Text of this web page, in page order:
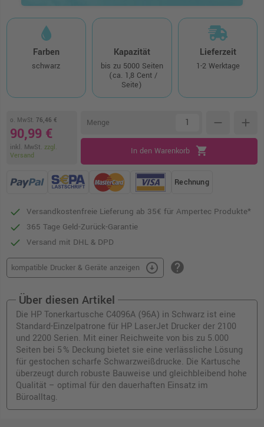
Farben
schwarz
Kapazität
bis zu 5000 Seiten
(ca. 1,8 Cent /
Seite)
Lieferzeit
1-2 Werktage
o. MwSt. 76,46 €
90,99 €
inkl. MwSt. zzgl.
Versand
Menge remove add
In den Warenkorb shopping_cart
Rechnung
Versandkostenfreie Lieferung ab 35€ für Ampertec Produkte*
365 Tage Geld-Zurück-Garantie
Versand mit DHL & DPD
kompatible Drucker & Geräte anzeigen arrow_circle_down help
Über diesen Artikel
Die HP Tonerkartusche C4096A (96A) in Schwarz ist eine
Standard-Einzelpatrone für HP LaserJet Drucker der 2100
und 2200 Serien. Mit einer Reichweite von bis zu 5.000
Seiten bei 5 % Deckung bietet sie eine verlässliche Lösung
für gestochen scharfe Schwarzweißdrucke. Die Kartusche
überzeugt durch robuste Bauweise und gleichbleibend hohe
Qualität – optimal für den dauerhaften Einsatz im
Büroalltag.